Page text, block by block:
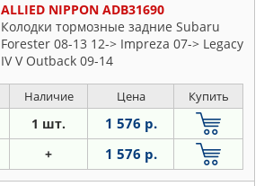
ALLIED NIPPON ADB31690
Колодки тормозные задние Subaru
Forester 08-13 12-> Impreza 07-> Legacy
IV V Outback 09-14
Наличие Цена Купить
1 шт. 1 576 р.
+ 1 576 р.